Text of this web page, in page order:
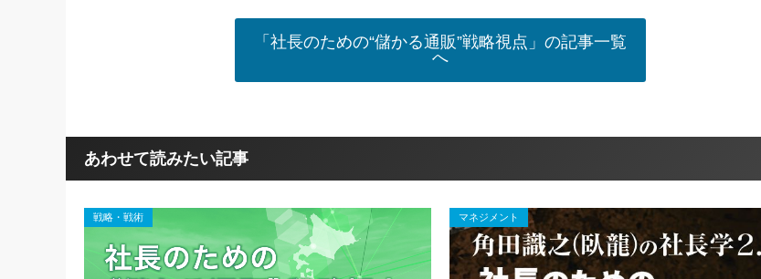
「社長のための“儲かる通販”戦略視点」の記事一覧
へ
あわせて読みたい記事
戦略・戦術 マネジメント